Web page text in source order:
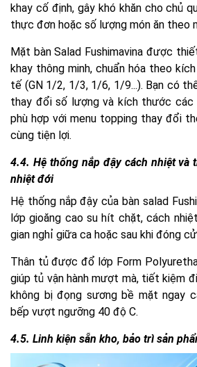
khay cố định, gây khó khăn cho chủ
thực đơn hoặc số lượng món ăn theo
Mặt bàn Salad Fushimavina được
khay thông minh, chuẩn hóa theo
tế (GN 1/2, 1/3, 1/6, 1/9...). Bạn có
thay đổi số lượng và kích thước các
phù hợp với menu topping thay đổi
cùng tiện lợi.
4.4. Hệ thống nắp đậy cách nhiệt và
nhiệt đới
Hệ thống nắp đậy của bàn salad
lớp gioăng cao su hít chặt, cách
gian nghỉ giữa ca hoặc sau khi đóng
Thân tủ được đổ lớp Form
giúp tủ vận hành mượt mà, tiết kiệm
không bị đọng sương bề mặt ngay
bếp vượt ngưỡng 40 độ C.
4.5. Linh kiện sẵn kho, bảo trì sản